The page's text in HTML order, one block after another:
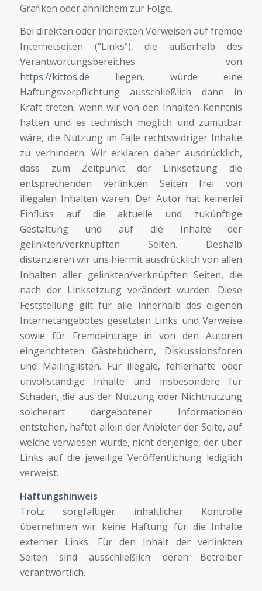
Grafiken oder ähnlichem zur Folge.
Bei direkten oder indirekten Verweisen auf fremde
Internetseiten (“Links”), die außerhalb des
Verantwortungsbereiches von
https://kittos.de liegen, würde eine
Haftungsverpflichtung ausschließlich dann in
Kraft treten, wenn wir von den Inhalten Kenntnis
hätten und es technisch möglich und zumutbar
wäre, die Nutzung im Falle rechtswidriger Inhalte
zu verhindern. Wir erklären daher ausdrücklich,
dass zum Zeitpunkt der Linksetzung die
entsprechenden verlinkten Seiten frei von
illegalen Inhalten waren. Der Autor hat keinerlei
Einfluss auf die aktuelle und zukünftige
Gestaltung und auf die Inhalte der
gelinkten/verknüpften Seiten. Deshalb
distanzieren wir uns hiermit ausdrücklich von allen
Inhalten aller gelinkten/verknüpften Seiten, die
nach der Linksetzung verändert wurden. Diese
Feststellung gilt für alle innerhalb des eigenen
Internetangebotes gesetzten Links und Verweise
sowie für Fremdeinträge in von den Autoren
eingerichteten Gästebüchern, Diskussionsforen
und Mailinglisten. Für illegale, fehlerhafte oder
unvollständige Inhalte und insbesondere für
Schäden, die aus der Nutzung oder Nichtnutzung
solcherart dargebotener Informationen
entstehen, haftet allein der Anbieter der Seite, auf
welche verwiesen wurde, nicht derjenige, der über
Links auf die jeweilige Veröffentlichung lediglich
verweist.
Haftungshinweis
Trotz sorgfältiger inhaltlicher Kontrolle
übernehmen wir keine Haftung für die Inhalte
externer Links. Für den Inhalt der verlinkten
Seiten sind ausschließlich deren Betreiber
verantwortlich.